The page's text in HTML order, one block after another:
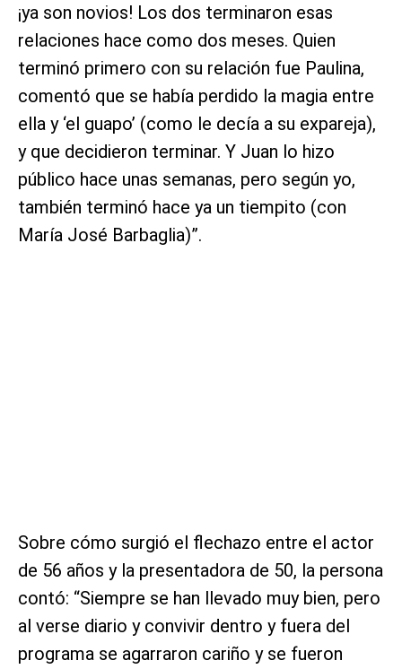
¡ya son novios! Los dos terminaron esas
relaciones hace como dos meses. Quien
terminó primero con su relación fue Paulina,
comentó que se había perdido la magia entre
ella y ‘el guapo’ (como le decía a su expareja),
y que decidieron terminar. Y Juan lo hizo
público hace unas semanas, pero según yo,
también terminó hace ya un tiempito (con
María José Barbaglia)”.
Sobre cómo surgió el flechazo entre el actor
de 56 años y la presentadora de 50, la persona
contó: “Siempre se han llevado muy bien, pero
al verse diario y convivir dentro y fuera del
programa se agarraron cariño y se fueron